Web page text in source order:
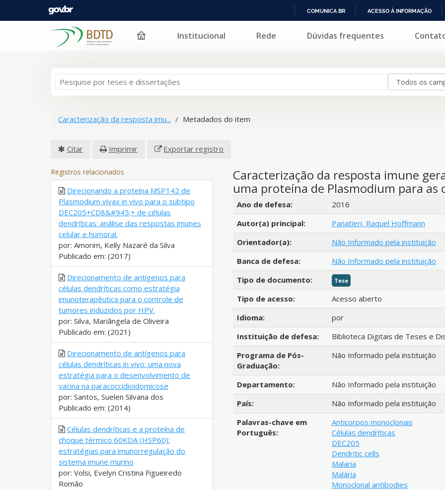
PARA
COMUNICA BR ACESSO À INFORMAÇÃO
Pular para o conteúdo Institucional Rede Dúvidas frequentes
Caracterização da resposta imu... Metadados do item
Citar Imprimir Exportar registro
Caracterização da resposta imune
uma proteína de Plasmodium para as
Detalhes bibliográficos
Ano de defesa:
2016
Autor(a) principal:
Panatieri, Raquel Hoffmann
Orientador(a):
Não Informado pela instituição
Banca de defesa:
Não Informado pela instituição
Tipo de documento:
Tese
Tipo de acesso:
Acesso aberto
Idioma:
por
Instituição de defesa:
Biblioteca Digitais de Teses e
Programa de Pós-
Graduação:
Não Informado pela instituição
Departamento:
Não Informado pela instituição
País:
Não Informado pela instituição
Palavras-chave em
Português:
Anticorpos monoclonais
Células dendríticas
DEC205
Dendritic cells
Malaria
Malária
Monoclonal antibodies
Registros relacionados
Direcionando a proteína MSP142 de
Plasmodium vivax in vivo para o subtipo
DEC205+CD8&#945;+ de células
dendríticas: análise das respostas imunes
celular e humoral.
por: Amorim, Kelly Nazaré da Silva
Publicado em: (2017)
Direcionamento de antígenos para
células dendríticas como estratégia
imunoterapêutica para o controle de
tumores induzidos por HPV.
por: Silva, Mariângela de Oliveira
Publicado em: (2021)
Direcionamento de antígenos para
células dendríticas in vivo: uma nova
estratégia para o desenvolvimento de
vacina na paracoccidioidomicose
por: Santos, Suelen Silvana dos
Publicado em: (2014)
Células dendríticas e a proteína de
choque térmico 60KDA (HSP60):
estratégias para imunorregulação do
sistema imune murino
por: Volsi, Evelyn Cristina Figueiredo
Romão